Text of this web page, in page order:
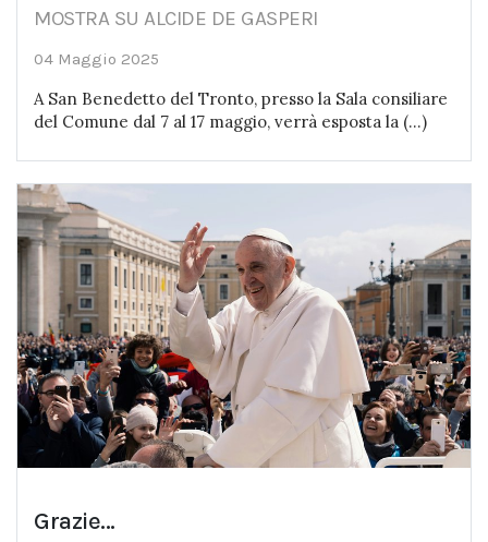
MOSTRA SU ALCIDE DE GASPERI
04 Maggio 2025
A San Benedetto del Tronto, presso la Sala consiliare
del Comune dal 7 al 17 maggio, verrà esposta la (...)
Grazie...